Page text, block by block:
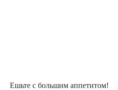
Ешьте с большим аппетитом!